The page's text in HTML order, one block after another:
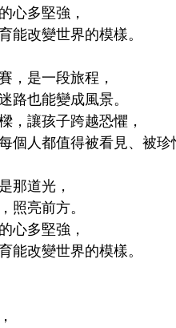
心多堅強，
能改變世界的模樣。
，是一段旅程，
路也能變成風景。
，讓孩子跨越恐懼，
個人都值得被看見、被珍
那道光，
照亮前方。
心多堅強，
能改變世界的模樣。